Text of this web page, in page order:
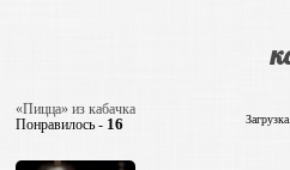
«Пицца» из кабачка
Понравилось - 16